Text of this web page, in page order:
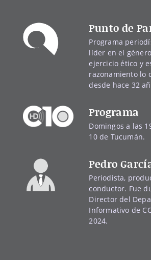
Punto de
Programa
líder en el
ejercicio ético y
razonamiento lo
desde hace 32
Programa
Domingos a las
10 de Tucumán.
Pedro
Periodista,
conductor. Fue
Director del
Informativo de
2024.